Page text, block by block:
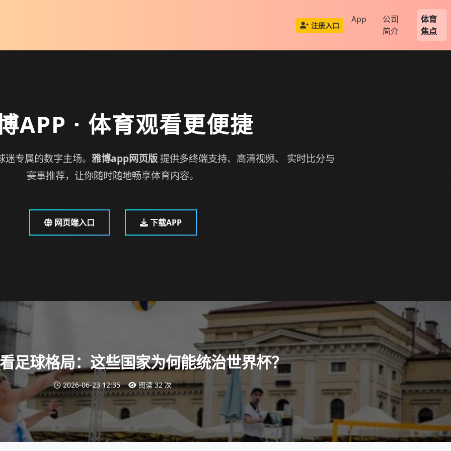
注册入口
App
公司
简介
体育
焦点
APP · 体育观看更便捷
专属的数字主场。 雅博app网页版提供多终端支持、高清视频、 实时比分与
赛事推荐，让你随时随地畅享体育内容。
网页端入口 下载APP
足球格局：这些国家为何能统治世界杯？
2026-06-23 12:35 阅读 32 次